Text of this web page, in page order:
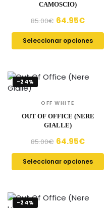
CAMOSCIO)
85.00€ 64.95€
Seleccionar opciones
-24%
OFF WHITE
OUT OF OFFICE (NERE
GIALLE)
85.00€ 64.95€
Seleccionar opciones
-24%